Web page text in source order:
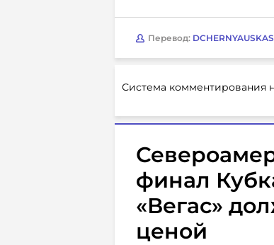
Перевод: DCHERNYAUSKAS
Система комментирования
финал
«Вегас»
ценой